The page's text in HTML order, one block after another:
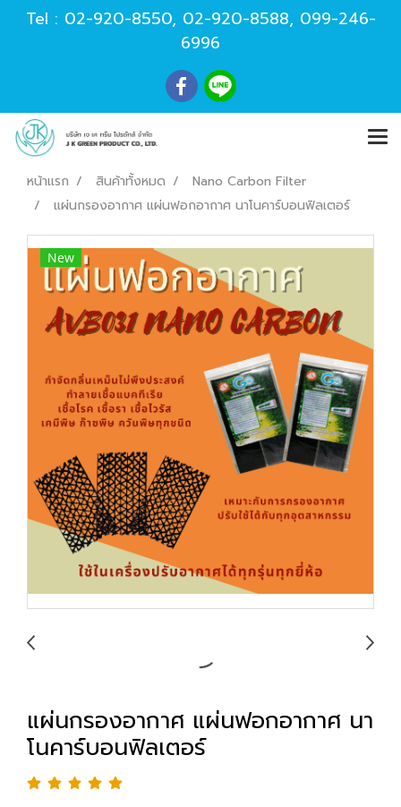
Tel : 02-920-8550, 02-920-8588, 099-246-
6996
หน้าแรก สินค้าทั้งหมด
Nano Carbon Filter
แผ่นกรองอากาศ แผ่นฟอกอากาศ นาโนคาร์บอนฟิลเตอร์
New
แผ่นกรองอากาศ แผ่นฟอกอากาศ นา
โนคาร์บอนฟิลเตอร์